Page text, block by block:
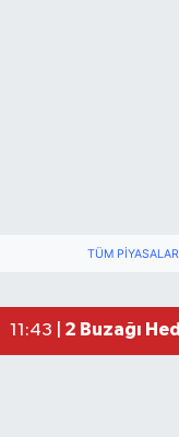
TÜM
11:43 | 2 Buzağı